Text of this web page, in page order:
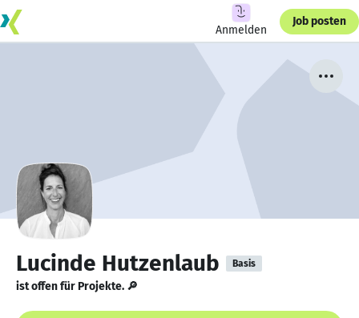
Anmelden
Job posten
Lucinde Hutzenlaub Basis
ist offen für Projekte. 🔎